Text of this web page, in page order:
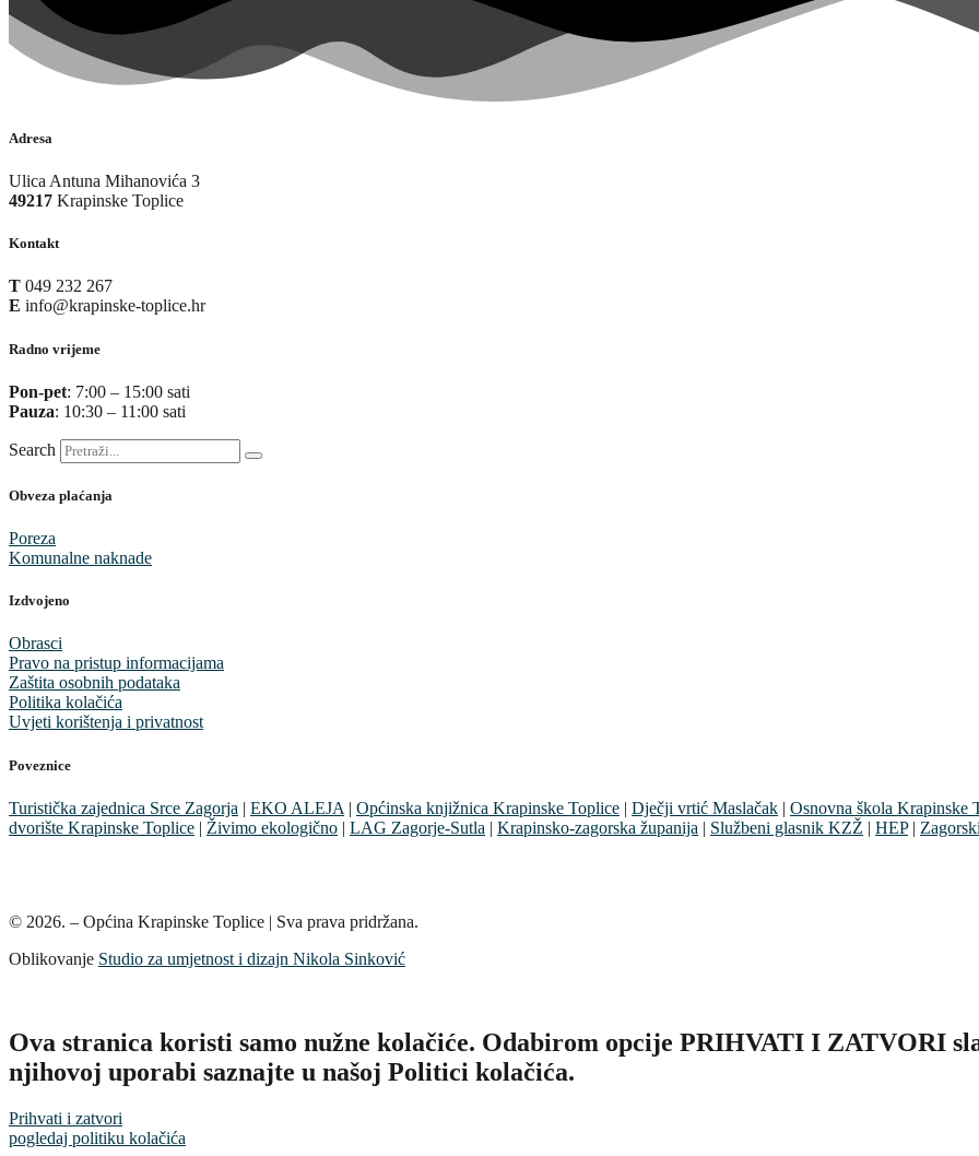
Adresa
Ulica Antuna Mihanovića 3
49217 Krapinske Toplice
Kontakt
T 049 232 267
E info@krapinske-toplice.hr
Radno vrijeme
Pon-pet: 7:00 – 15:00 sati
Pauza: 10:30 – 11:00 sati
Search
Obveza plaćanja
Poreza
Komunalne naknade
Izdvojeno
Obrasci
Pravo na pristup informacijama
Zaštita osobnih podataka
Politika kolačića
Uvjeti korištenja i privatnost
Poveznice
Turistička zajednica Srce Zagorja | EKO ALEJA | Općinska knjižnica Krapinske Toplice | Dječji vrtić Maslačak | Osnovna škola Krapinske
dvorište Krapinske Toplice | Živimo ekologično | LAG Zagorje-Sutla | Krapinsko-zagorska županija | Službeni glasnik KZŽ | HEP|
© 2026. – Općina Krapinske Toplice | Sva prava pridržana.
Oblikovanje Studio za umjetnost i dizajn Nikola Sinković
Ova stranica koristi samo nužne kolačiće. Odabirom opcije PRIHVATI I ZATVORI
njihovoj uporabi saznajte u našoj Politici kolačića.
Prihvati i zatvori
pogledaj politiku kolačića